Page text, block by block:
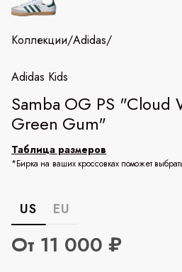
Коллекции/Adidas/
Adidas Kids
Samba OG PS
Green Gum"
Таблица размеров
*Бирка на ваших кроссовках поможет
US EU
От 11 000 ₽